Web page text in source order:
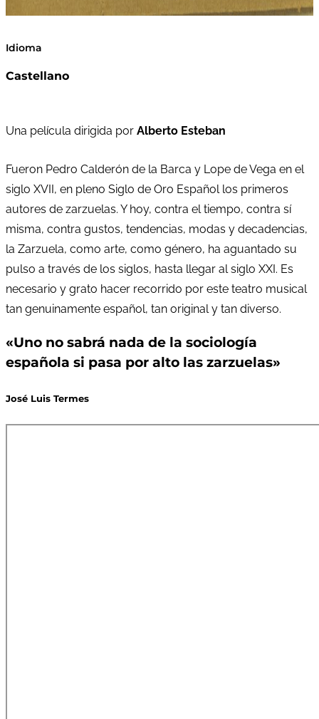
Idioma
Castellano
Una película dirigida por Alberto Esteban
Fueron Pedro Calderón de la Barca y Lope de Vega en el
siglo XVII, en pleno Siglo de Oro Español los primeros
autores de zarzuelas. Y hoy, contra el tiempo, contra sí
misma, contra gustos, tendencias, modas y decadencias,
la Zarzuela, como arte, como género, ha aguantado su
pulso a través de los siglos, hasta llegar al siglo XXI. Es
necesario y grato hacer recorrido por este teatro musical
tan genuinamente español, tan original y tan diverso.
«Uno no sabrá nada de la sociología
española si pasa por alto las zarzuelas»
José Luis Termes